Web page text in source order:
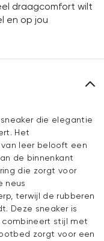
draagcomfort wilt
en op jou
sneaker die elegantie
Het
leer belooft een
de binnenkant
die zorgt voor
neus
terwijl de rubberen
Deze sneaker is
stijl met
zorgt voor een